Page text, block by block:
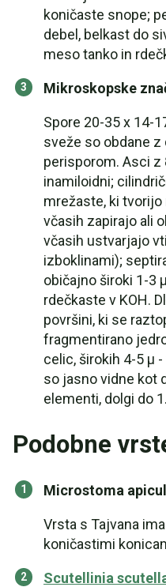
koničaste snope;
debel, belkast do
meso tanko in
Mikroskopske
Spore 20-35 x 14-
sveže so obdane
perisporom. Asci z
inamiloidni;
mrežaste, ki
včasih zapirajo ali
včasih ustvarjajo
izboklinami);
običajno široki 1-3
rdečkaste v KOH.
površini, ki se
fragmentirano
celic, širokih 4-5 µ
so jasno vidne kot
elementi, dolgi do
Podobne
Microstoma
Vrsta s Tajvana
koničastimi
Scutellinia